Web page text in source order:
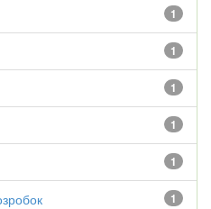
1
1
1
1
1
1